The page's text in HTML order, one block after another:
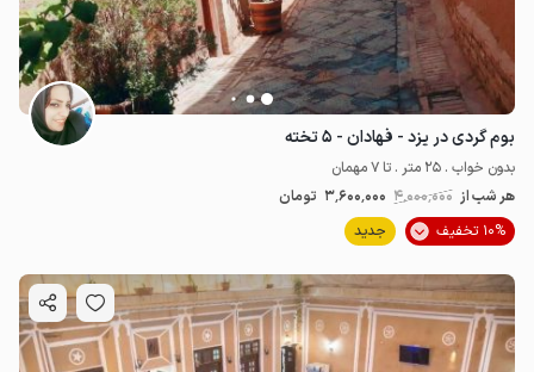
بوم گردی در یزد - فهادان - ۵ تخته
بدون خواب . 25 متر . تا 7 مهمان
هر شب از 4٬000٬000 3٬600٬000 تومان
10% تخفیف
جدید